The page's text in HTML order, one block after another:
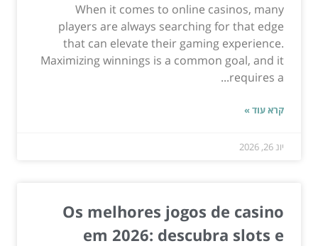
When it comes to online casinos, many
players are always searching for that edge
that can elevate their gaming experience.
Maximizing winnings is a common goal, and it
requires a...
קרא עוד »
יונ 26, 2026
Os melhores jogos de casino
em 2026: descubra slots e